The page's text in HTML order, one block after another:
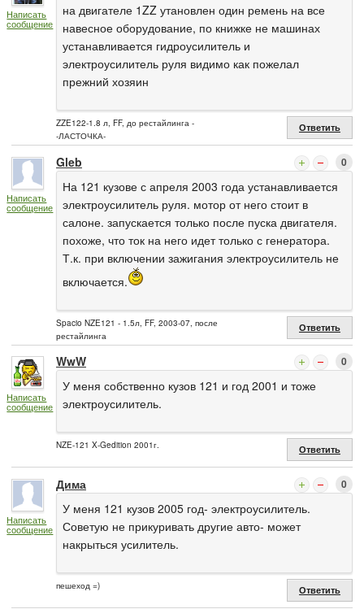
Написать
сообщение
на двигателе 1ZZ утановлен один ремень на все
навесное оборудование, по книжке не машинах
устанавливается гидроусилитель и
электроусилитель руля видимо как пожелал
прежний хозяин
ZZE122-1.8 л, FF, до рестайлинга -
-ЛАСТОЧКА-
Ответить
Написать
сообщение
Gleb 0
На 121 кузове с апреля 2003 года устанавливается
электроусилитель руля. мотор от него стоит в
салоне. запускается только после пуска двигателя.
похоже, что ток на него идет только с генератора.
Т.к. при включении зажигания электроусилитель не
включается.
Spacio NZE121 - 1.5л, FF, 2003-07, после
рестайлинга
Ответить
Написать
сообщение
WwW 0
У меня собственно кузов 121 и год 2001 и тоже
электроусилитель.
NZE-121 X-Gedition 2001г. Ответить
Написать
сообщение
Дима 0
У меня 121 кузов 2005 год- электроусилитель.
Советую не прикуривать другие авто- может
накрыться усилитель.
пешеход =) Ответить